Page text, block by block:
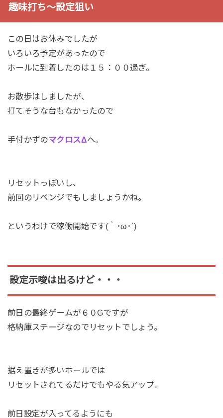
趣味打ち～設定狙い
この日はお休みでしたが
いろいろ予定があったので
ホールに到着したのは１５：００過ぎ。
お散歩はしましたが、
打てそうな台もなかったので
手付かずのマクロスΔへ。
リセットっぽいし、
前回のリベンジでもしましょうかね。
というわけで稼働開始です(｀･ω･´)
設定示唆は出るけど・・・
前日の最終ゲームが６０Gですが
格納庫ステージなのでリセットでしょう。
据え置きが多いホールでは
リセットされてるだけでもやる気アップ。
前日設定が入ってるようにも